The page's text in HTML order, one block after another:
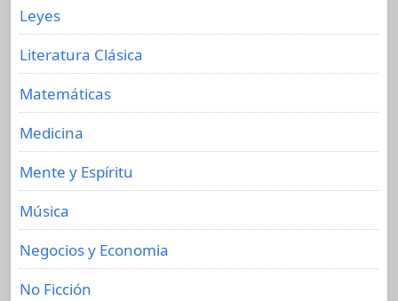
Leyes
Literatura Clásica
Matemáticas
Medicina
Mente y Espíritu
Música
Negocios y Economia
No Ficción